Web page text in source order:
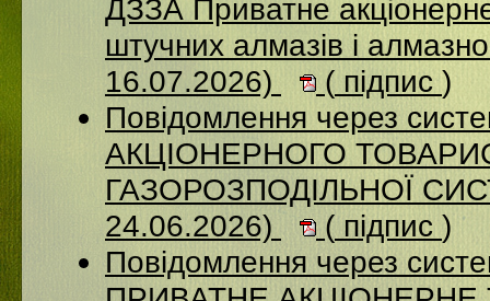
ДЗЗА Приватне
штучних алмазів і
16.07.2026)
( підпис)
Повідомлення через
АКЦІОНЕРНОГО
ГАЗОРОЗПОДІЛЬНОЇ
24.06.2026)
( підпис )
Повідомлення через